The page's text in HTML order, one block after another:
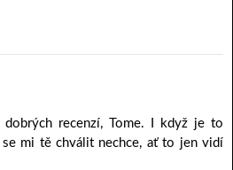
dobrých recenzí, Tome. I když je to
mi tě chválit nechce, ať to jen vidí